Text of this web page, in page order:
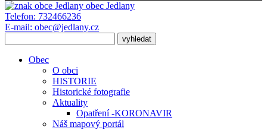
obec Jedlany
Telefon: 732466236
E-mail: obec@jedlany.cz
Obec
O obci
HISTORIE
Historické fotografie
Aktuality
Opatření -KORONAVIR
Náš mapový portál